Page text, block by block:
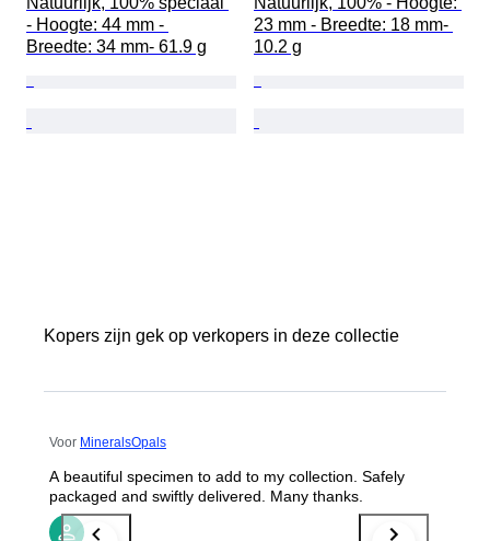
- Hoogte: 44 mm -
Breedte: 34 mm- 61.9 g
23 mm - Breedte: 18 mm-
10.2 g
Kopers zijn gek op verkopers in deze collectie
Voor MineralsOpals
A beautiful specimen to add to my collection. Safely
packaged and swiftly delivered. Many thanks.